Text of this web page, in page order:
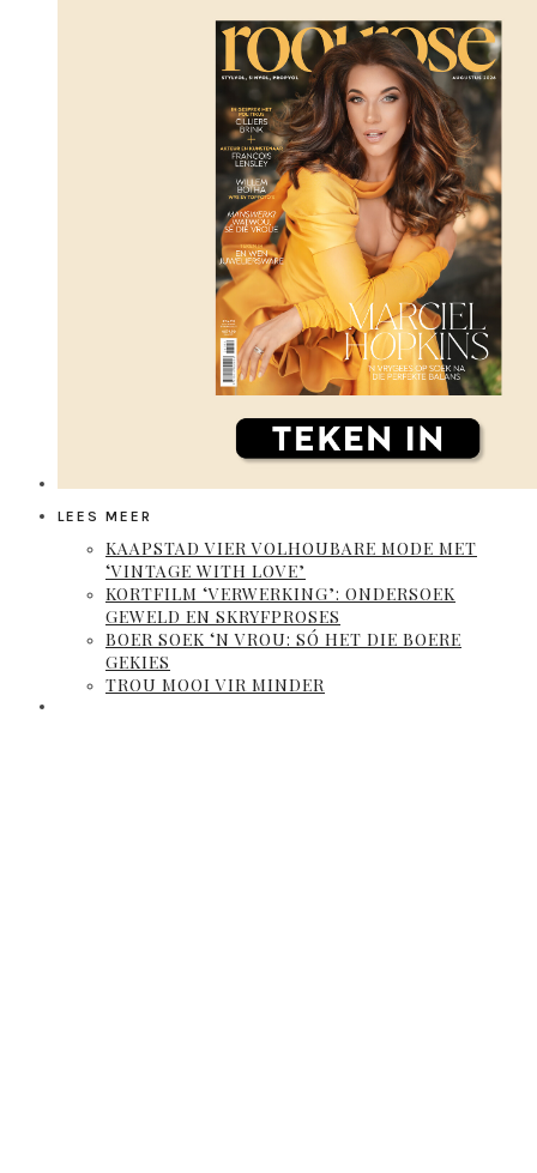
LEES MEER
KAAPSTAD VIER VOLHOUBARE MODE MET
‘VINTAGE WITH LOVE’
KORTFILM ‘VERWERKING’: ONDERSOEK
GEWELD EN SKRYFPROSES
BOER SOEK ‘N VROU: SÓ HET DIE BOERE
GEKIES
TROU MOOI VIR MINDER